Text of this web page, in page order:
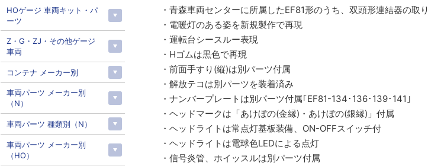
・青森車両センターに所属したEF81形のうち、双頭形連結器の
・電暖灯のある姿を新規製作で再現
・運転台シースルー表現
・Hゴムは黒色で再現
・前面手すり(縦)は別パーツ付属
・解放テコは別パーツを装着済み
・ナンバープレートは別パーツ付属｢EF81-134･136･139･141｣
・ヘッドマークは「あけぼの(金縁)・あけぼの(銀縁)」付属
・ヘッドライトは常点灯基板装備、ON-OFFスイッチ付
・ヘッドライトは電球色LEDによる点灯
・信号炎管、ホイッスルは別パーツ付属
HOゲージ 車両キット・パ
ーツ
Z・G・ZJ・その他ゲージ
車両
コンテナ メーカー別
車両パーツ メーカー別
（N）
車両パーツ 種類別（N）
車両パーツ メーカー別
（HO）